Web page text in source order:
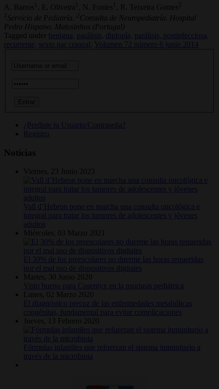
A. Barros 1 , E. Oliveira 1 , N. Fontes 1 , R. Teixeira Gomes
1 Servicio de Pediatría. 2Consulta de Neuropediatría. Hospital
Pedro Hispano. Matosinhos (Portugal)
Tagged under
benigna, parálisis, diplopía, parálisis, postinfecciosa,
recurrente, sexto par craneal, Volumen 72 número 6 junio 2014
¿Perdiste tu Usuario/Contraseña?
Registro
Noticias
Viernes, 23 Junio 2023
Vall d’Hebron pone en marcha una consulta oncológica e
integral para tratar los tumores de adolescentes y jóvenes
adultos
Miércoles, 03 Marzo 2021
El 30% de los preescolares no duerme las horas requeridas
por el mal uso de dispositivos digitales
Martes, 30 Junio 2020
Visto bueno para Cosentyx en la psoriasis pediátrica
Lunes, 02 Marzo 2020
El diagnóstico precoz de las enfermedades metabólicas
congénitas, fundamental para evitar complicaciones
Jueves, 13 Febrero 2020
Fórmulas infantiles que refuerzan el sistema inmunitario a
través de la microbiota